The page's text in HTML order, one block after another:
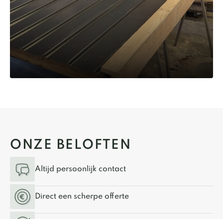
ONZE BELOFTEN
Altijd persoonlijk contact
Direct een scherpe offerte